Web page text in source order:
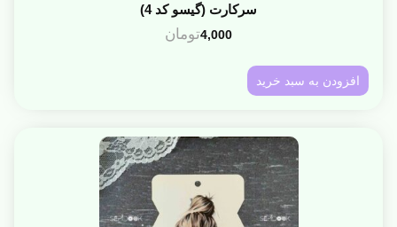
سرکارت (گیسو کد 4)
4,000تومان
افزودن به سبد خرید